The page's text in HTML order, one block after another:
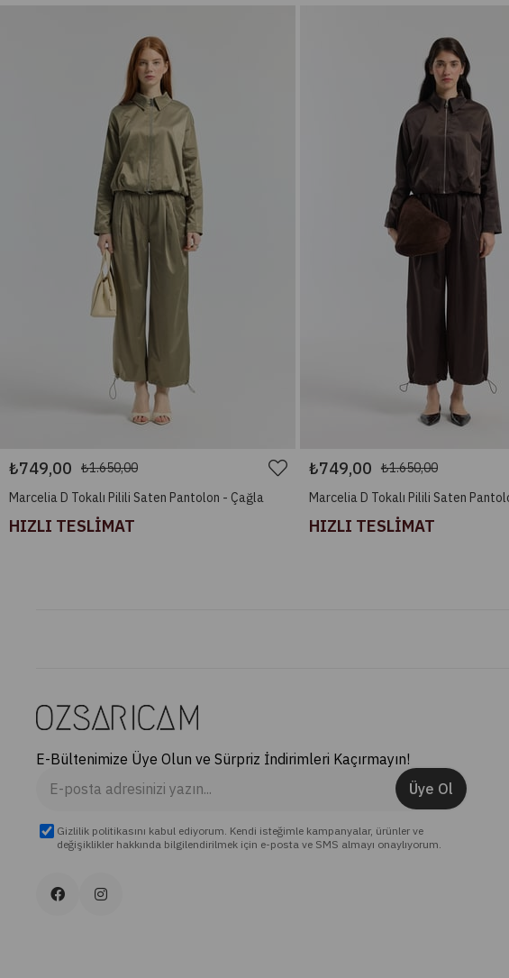
₺749,00
₺1.650,00
Marcelia D Tokalı Pilili Saten Pantolon - Çağla
HIZLI TESLİMAT
₺749,00 ₺1.650,00
Marcelia D Tokalı Pilili Saten
HIZLI TESLİMAT
E-Bültenimize Üye Olun ve Sürpriz İndirimleri Kaçırmayın!
Üye Ol
Gizlilik politikasını kabul ediyorum. Kendi isteğimle kampanyalar, ürünler ve
değişiklikler hakkında bilgilendirilmek için e-posta ve SMS almayı onaylıyorum.